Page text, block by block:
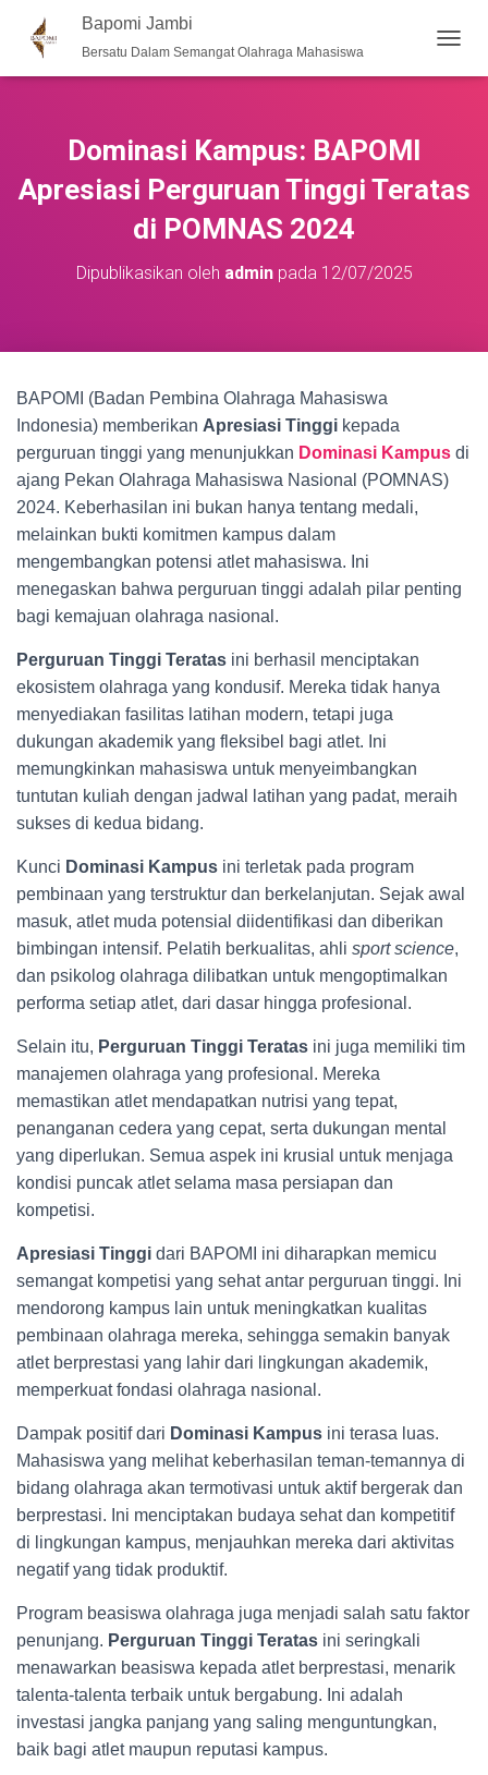
Bapomi Jambi
Bersatu Dalam Semangat Olahraga Mahasiswa
O
A
Dominasi Kampus: BAPOMI
Apresiasi Perguruan Tinggi Teratas
di POMNAS 2024
Dipublikasikan oleh adminpada 12/07/2025
BAPOMI (Badan Pembina Olahraga Mahasiswa
Indonesia) memberikan Apresiasi Tinggi kepada
perguruan tinggi yang menunjukkan Dominasi Kampus di
ajang Pekan Olahraga Mahasiswa Nasional (POMNAS)
2024. Keberhasilan ini bukan hanya tentang medali,
melainkan bukti komitmen kampus dalam
mengembangkan potensi atlet mahasiswa. Ini
menegaskan bahwa perguruan tinggi adalah pilar penting
bagi kemajuan olahraga nasional.
Perguruan Tinggi Teratas ini berhasil menciptakan
ekosistem olahraga yang kondusif. Mereka tidak hanya
menyediakan fasilitas latihan modern, tetapi juga
dukungan akademik yang fleksibel bagi atlet. Ini
memungkinkan mahasiswa untuk menyeimbangkan
tuntutan kuliah dengan jadwal latihan yang padat, meraih
sukses di kedua bidang.
Kunci Dominasi Kampus ini terletak pada program
pembinaan yang terstruktur dan berkelanjutan. Sejak awal
masuk, atlet muda potensial diidentifikasi dan diberikan
bimbingan intensif. Pelatih berkualitas, ahli sport science,
dan psikolog olahraga dilibatkan untuk mengoptimalkan
performa setiap atlet, dari dasar hingga profesional.
Selain itu, Perguruan Tinggi Teratas ini juga memiliki tim
manajemen olahraga yang profesional. Mereka
memastikan atlet mendapatkan nutrisi yang tepat,
penanganan cedera yang cepat, serta dukungan mental
yang diperlukan. Semua aspek ini krusial untuk menjaga
kondisi puncak atlet selama masa persiapan dan
kompetisi.
Apresiasi Tinggi dari BAPOMI ini diharapkan memicu
semangat kompetisi yang sehat antar perguruan tinggi. Ini
mendorong kampus lain untuk meningkatkan kualitas
pembinaan olahraga mereka, sehingga semakin banyak
atlet berprestasi yang lahir dari lingkungan akademik,
memperkuat fondasi olahraga nasional.
Dampak positif dari Dominasi Kampus ini terasa luas.
Mahasiswa yang melihat keberhasilan teman-temannya di
bidang olahraga akan termotivasi untuk aktif bergerak dan
berprestasi. Ini menciptakan budaya sehat dan kompetitif
di lingkungan kampus, menjauhkan mereka dari aktivitas
negatif yang tidak produktif.
Program beasiswa olahraga juga menjadi salah satu faktor
penunjang. Perguruan Tinggi Teratas ini seringkali
menawarkan beasiswa kepada atlet berprestasi, menarik
talenta-talenta terbaik untuk bergabung. Ini adalah
investasi jangka panjang yang saling menguntungkan,
baik bagi atlet maupun reputasi kampus.